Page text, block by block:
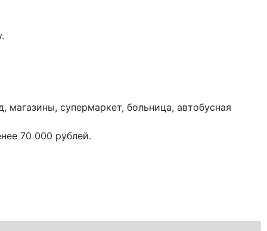
супермаркет, больница, автобусная
70 000 рублей.